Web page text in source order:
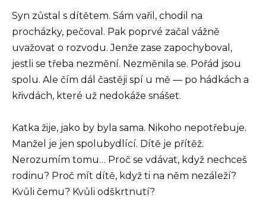
Syn zůstal s dítětem. Sám vařil, chodil na
procházky, pečoval. Pak poprvé začal vážně
uvažovat o rozvodu. Jenže zase zapochyboval,
jestli se třeba nezmění. Nezměnila se. Pořád jsou
spolu. Ale čím dál častěji spí u mě — po hádkách a
křivdách, které už nedokáže snášet.
Katka žije, jako by byla sama. Nikoho nepotřebuje.
Manžel je jen spolubydlící. Dítě je přítěž.
Nerozumím tomu… Proč se vdávat, když nechceš
rodinu? Proč mít dítě, když ti na něm nezáleží?
Kvůli čemu? Kvůli odškrtnutí?